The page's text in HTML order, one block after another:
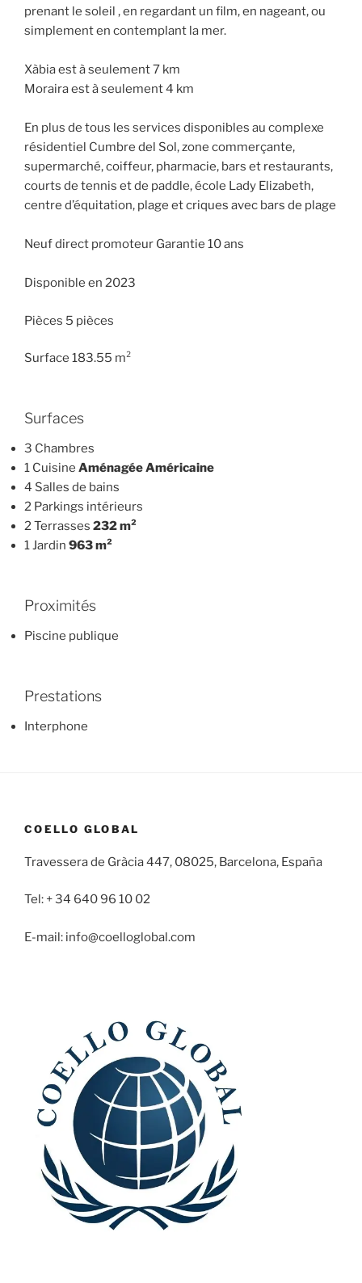
prenant le soleil , en regardant un film, en nageant, ou
simplement en contemplant la mer.
Xàbia est à seulement 7 km
Moraira est à seulement 4 km
En plus de tous les services disponibles au complexe
résidentiel Cumbre del Sol, zone commerçante,
supermarché, coiffeur, pharmacie, bars et restaurants,
courts de tennis et de paddle, école Lady Elizabeth,
centre d’équitation, plage et criques avec bars de plage
Neuf direct promoteur Garantie 10 ans
Disponible en 2023
Pièces 5 pièces
Surface 183.55 m²
Surfaces
3 Chambres
1 Cuisine Aménagée Américaine
4 Salles de bains
2 Parkings intérieurs
2 Terrasses 232 m²
1 Jardin 963 m²
Proximités
Piscine publique
Prestations
Interphone
COELLO GLOBAL
Travessera de Gràcia 447, 08025, Barcelona, España
Tel: + 34 640 96 10 02
E-mail: info@coelloglobal.com